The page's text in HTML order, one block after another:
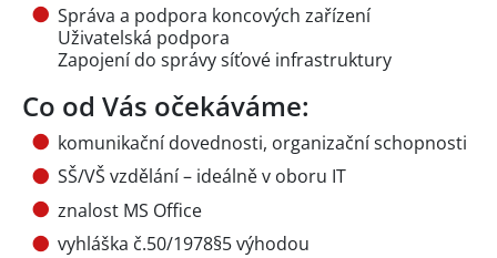
Správa a podpora koncových zařízení
Uživatelská podpora
Zapojení do správy síťové infrastruktury
Co od Vás očekáváme:
komunikační dovednosti, organizační schopnosti
SŠ/VŠ vzdělání – ideálně v oboru IT
znalost MS Office
vyhláška č.50/1978§5 výhodou